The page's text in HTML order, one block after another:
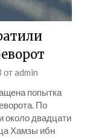
отadmin
попытка
По
около двадцати
Хамзы ибн